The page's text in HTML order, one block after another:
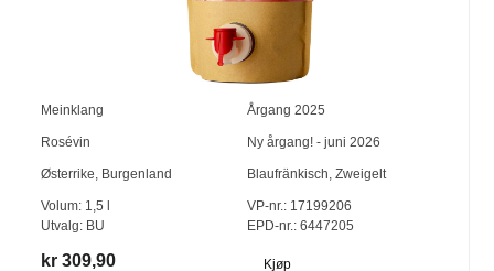
Meinklang Årgang 2025
Rosévin Ny årgang! - juni 2026
Østerrike, Burgenland Blaufränkisch, Zweigelt
Volum: 1,5
Utvalg: BU
VP-nr.:17199206
EPD-nr.: 6447205
kr 309,90 Kjøp